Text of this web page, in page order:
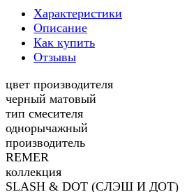
Характеристики
Описание
Как купить
Отзывы
цвет производителя
черный матовый
тип смесителя
однорычажный
производитель
REMER
коллекция
SLASH & DOT (СЛЭШ И ДОТ)